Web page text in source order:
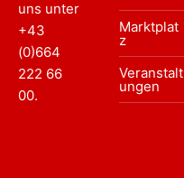
uns unter
+43
(0)664
222 66
00.
Marktplat
z
Veranstalt
ungen